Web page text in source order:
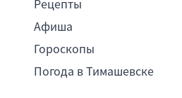
Афиша
Гороскопы
Погода в Тимашевске